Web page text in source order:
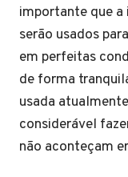
importante que
serão usados
em perfeitas
de forma
usada
considerável
não aconteçam